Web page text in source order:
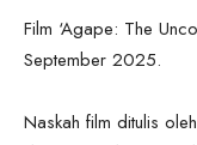
Film ‘Agape: The
September 2025.
Naskah film ditulis